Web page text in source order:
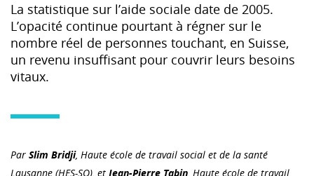
La statistique sur l’aide sociale date de 2005.
L’opacité continue pourtant à régner sur le
nombre réel de personnes touchant, en Suisse,
un revenu insuffisant pour couvrir leurs besoins
vitaux.
Par Slim Bridji, Haute école de travail social et de la santé
Lausanne (HES-SO), et Jean-Pierre Tabin, Haute école de travail